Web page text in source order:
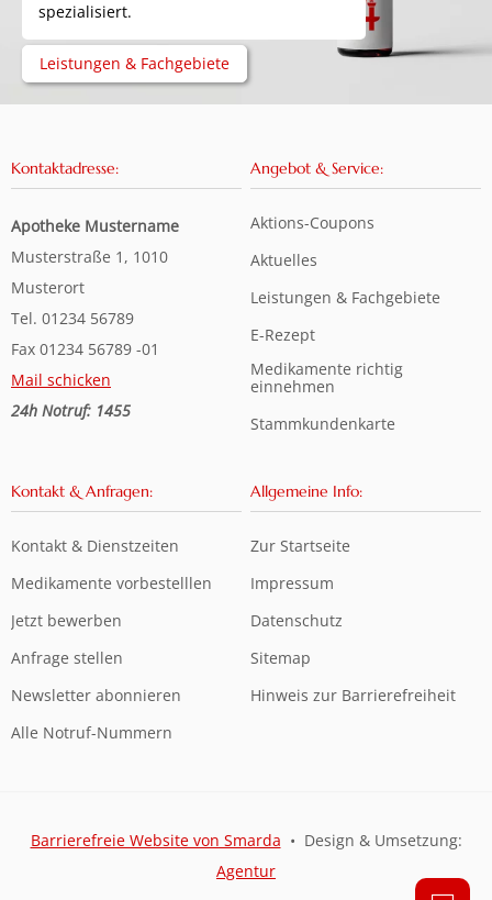
spezialisiert.
Leistungen & Fachgebiete
Kontaktadresse:
Apotheke Mustername
Musterstraße 1, 1010
Musterort
Tel. 01234 56789
Fax 01234 56789 -01
Mail schicken
24h Notruf: 1455
Angebot & Service:
Aktions-Coupons
Aktuelles
Leistungen & Fachgebiete
E-Rezept
Medikamente richtig
einnehmen
Stammkundenkarte
Kontakt & Anfragen:
Kontakt & Dienstzeiten
Medikamente vorbestelllen
Jetzt bewerben
Anfrage stellen
Newsletter abonnieren
Alle Notruf-Nummern
Allgemeine Info:
Zur Startseite
Impressum
Datenschutz
Sitemap
Hinweis zur Barrierefreiheit
Barrierefreie Website von Smarda • Design & Umsetzung:
Agentur